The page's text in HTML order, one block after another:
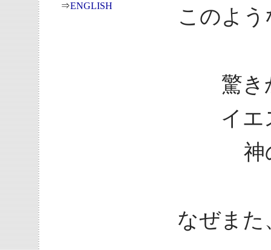
⇒ENGLISH このよ
驚き
イエ
神
なぜまた